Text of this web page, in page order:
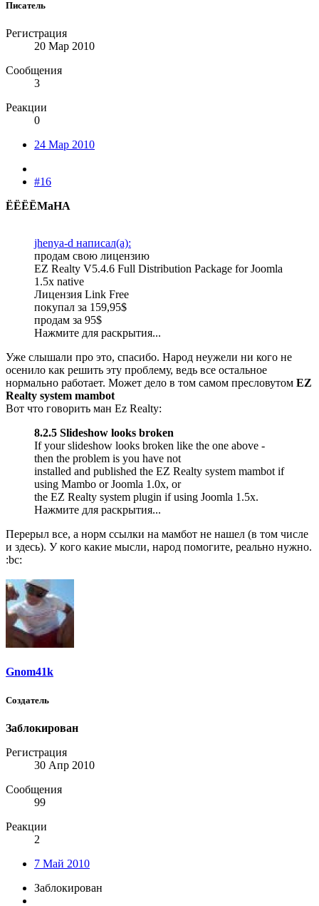
Писатель
Регистрация
20 Мар 2010
Сообщения
3
Реакции
0
24 Мар 2010
#16
ЁЁЁЁМаНА
jhenya-d написал(а):
продам свою лицензию
EZ Realty V5.4.6 Full Distribution Package for Joomla
1.5x native
Лицензия Link Free
покупал за 159,95$
продам за 95$
Нажмите для раскрытия...
Уже слышали про это, спасибо. Народ неужели ни кого не
осенило как решить эту проблему, ведь все остальное
нормально работает. Может дело в том самом пресловутом EZ
Realty system mambot
Вот что говорить ман Ez Realty:
8.2.5 Slideshow looks broken
If your slideshow looks broken like the one above -
then the problem is you have not
installed and published the EZ Realty system mambot if
using Mambo or Joomla 1.0x, or
the EZ Realty system plugin if using Joomla 1.5x.
Нажмите для раскрытия...
Перерыл все, а норм ссылки на мамбот не нашел (в том числе
и здесь). У кого какие мысли, народ помогите, реально нужно.
:bc:
Gnom41k
Создатель
Заблокирован
Регистрация
30 Апр 2010
Сообщения
99
Реакции
2
7 Май 2010
Заблокирован